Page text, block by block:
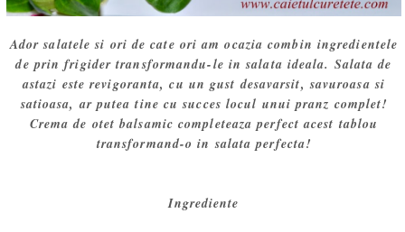
Ador salatele si ori de cate ori am ocazia combin ingredientele
de prin frigider transformandu-le in salata ideala. Salata de
astazi este revigoranta, cu un gust desavarsit, savuroasa si
satioasa, ar putea tine cu succes locul unui pranz complet!
Crema de otet balsamic completeaza perfect acest tablou
transformand-o in salata perfecta!
Ingrediente